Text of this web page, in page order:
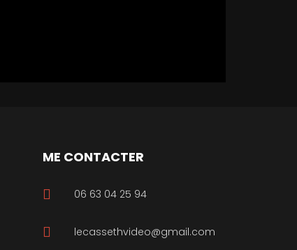
ME CONTACTER
06 63 04 25 94
lecassethvideo@gmail.com